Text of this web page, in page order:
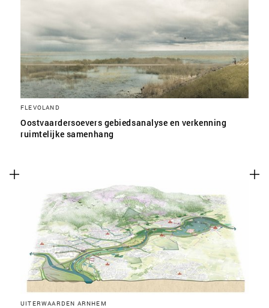
FLEVOLAND
Oostvaardersoevers gebiedsanalyse en verkenning
ruimtelijke samenhang
UITERWAARDEN ARNHEM